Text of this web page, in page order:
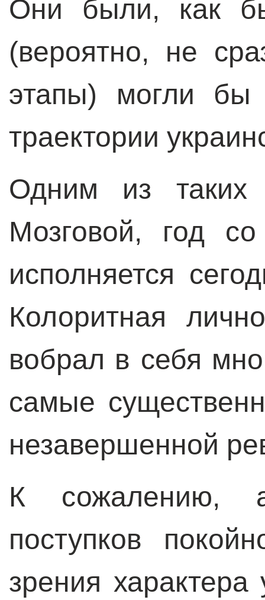
Они были, как
(вероятно, не
этапы) могли бы
траектории
Одним из
Мозговой, год
исполняется
Колоритная
вобрал в себя
самые
незавершенной
К сожалению,
поступков
зрения